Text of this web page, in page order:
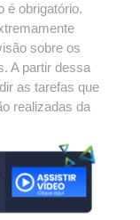
é obrigatório.
sobre os
A partir dessa
as tarefas que
realizadas da